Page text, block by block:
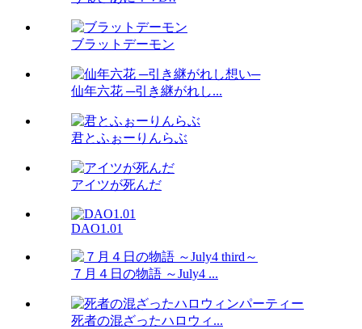
ブラットデーモン
仙年六花 ─引き継がれし...
君とふぉーりんらぶ
アイツが死んだ
DAO1.01
７月４日の物語 ～July4 ...
死者の混ざったハロウィ...